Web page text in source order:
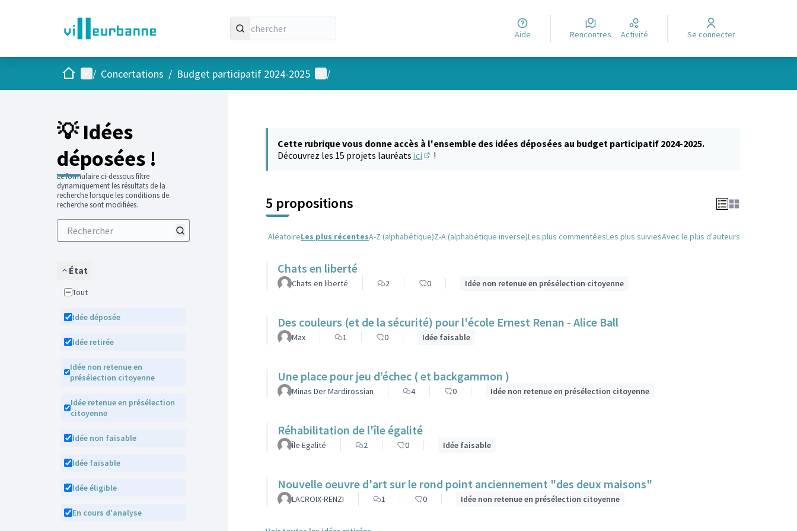
Aide Rencontres Activité Se connecter
AccueilMenu principal
/ Concertations / Budget participatif 2024-2025 Menu utilisateur
/
💡 Idées
déposées !
Le formulaire ci-dessous filtre
dynamiquement les résultats de la
recherche lorsque les conditions de
recherche sont modifiées.
État
Tout
Idée déposée
Idée retirée
Idée non retenue en
présélection citoyenne
Idée retenue en présélection
citoyenne
Idée non faisable
Idée faisable
Idée éligible
En cours d'analyse
Cette rubrique vous donne accès à l'ensemble des idées déposées au budget participatif 2024-2025.
Découvrez les 15 projets lauréats ici !
5 propositions
AléatoireLes plus récentesA-Z (alphabétique)Z-A (alphabétique inverse)Les plus commentéesLes plus suiviesAvec le plus d'auteurs
Chats en liberté
Chats en liberté 2 0 Idée non retenue en présélection citoyenne
Des couleurs (et de la sécurité) pour l'école Ernest Renan - Alice Ball
Max 1 0 Idée faisable
Une place pour jeu d’échec ( et backgammon )
Minas Der Mardirossian 4 0 Idée non retenue en présélection citoyenne
Réhabilitation de l'île égalité
Île Egalité 2 0 Idée faisable
Nouvelle oeuvre d'art sur le rond point anciennement "des deux maisons"
LACROIX-RENZI 1 0 Idée non retenue en présélection citoyenne